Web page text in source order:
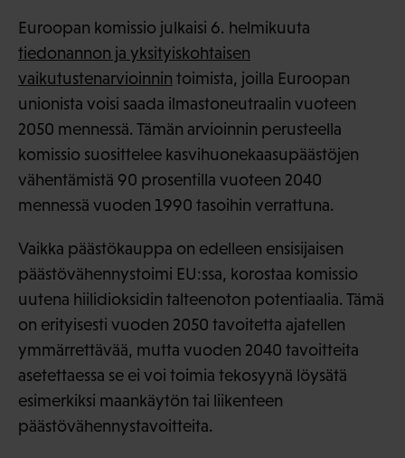
Euroopan komissio julkaisi 6. helmikuuta
tiedonannon ja yksityiskohtaisen
vaikutustenarvioinnin toimista, joilla Euroopan
unionista voisi saada ilmastoneutraalin vuoteen
2050 mennessä. Tämän arvioinnin perusteella
komissio suosittelee kasvihuonekaasupäästöjen
vähentämistä 90 prosentilla vuoteen 2040
mennessä vuoden 1990 tasoihin verrattuna.
Vaikka päästökauppa on edelleen ensisijaisen
päästövähennystoimi EU:ssa, korostaa komissio
uutena hiilidioksidin talteenoton potentiaalia. Tämä
on erityisesti vuoden 2050 tavoitetta ajatellen
ymmärrettävää, mutta vuoden 2040 tavoitteita
asetettaessa se ei voi toimia tekosyynä löysätä
esimerkiksi maankäytön tai liikenteen
päästövähennystavoitteita.